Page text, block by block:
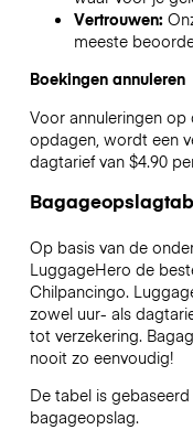
Vertrouwen:
meeste
Boekingen annuleren
Voor annuleringen
opdagen, wordt een
dagtarief van $4.90
Op basis van de
LuggageHero de
Chilpancingo.
zowel uur- als
tot verzekering.
nooit zo eenvoudig!
De tabel is
bagageopslag.